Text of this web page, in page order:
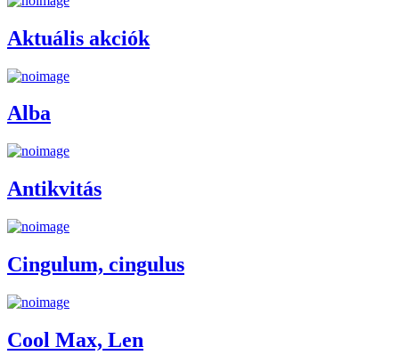
Aktuális akciók
Alba
Antikvitás
Cingulum, cingulus
Cool Max, Len